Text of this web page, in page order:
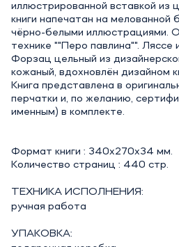
иллюстрированной вставкой из
книги напечатан на мелованной
чёрно-белыми иллюстрациями.
технике ""Перо павлина"". Ляссе
Форзац цельный из
кожаный, вдохновлён дизайном
Книга представлена в
перчатки и, по желанию,
именным) в комплекте.
Формат книги : 340x270x34 мм.
Количество страниц : 440 стр.
ТЕХНИКА ИСПОЛНЕНИЯ:
ручная работа
УПАКОВКА: